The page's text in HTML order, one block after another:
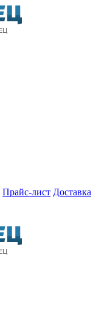
Прайс-лист Доставка